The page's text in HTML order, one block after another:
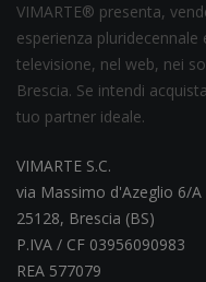
VIMARTE® presenta,
esperienza
televisione, nel web, nei
Brescia. Se intendi
tuo partner ideale.
VIMARTE S.C.
via Massimo d'Azeglio 6/A
25128, Brescia (BS)
P.IVA / CF 03956090983
REA 577079